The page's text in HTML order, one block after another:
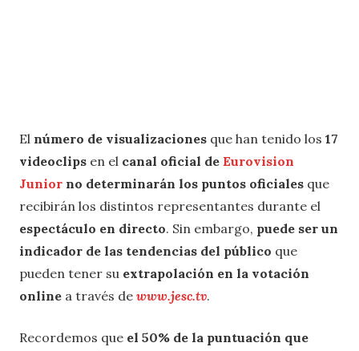
El número de visualizaciones que han tenido los 17
videoclips en el canal oficial de Eurovision
Junior no determinarán los puntos oficiales que
recibirán los distintos representantes durante el
espectáculo en directo. Sin embargo, puede ser un
indicador de las tendencias del público que
pueden tener su extrapolación en la votación
online a través de www.jesc.tv.
Recordemos que el 50% de la puntuación que